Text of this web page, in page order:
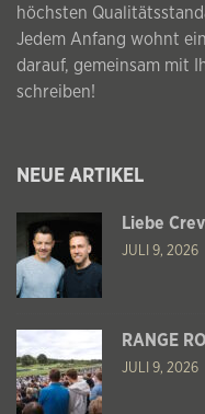
höchsten
Jedem Anfang wohnt
darauf, gemeinsam mit
schreiben!
NEUE ARTIKEL
Liebe
JULI 9, 2026
RANGE
JULI 9, 2026